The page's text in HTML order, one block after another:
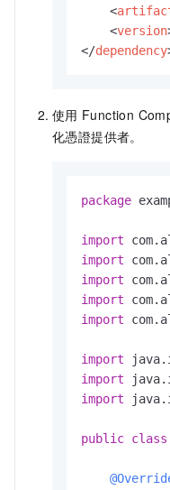
<
<version
</dependency
使用 Function
化憑證提供者。
package
import
import
import
import
import
import
import
import
public class